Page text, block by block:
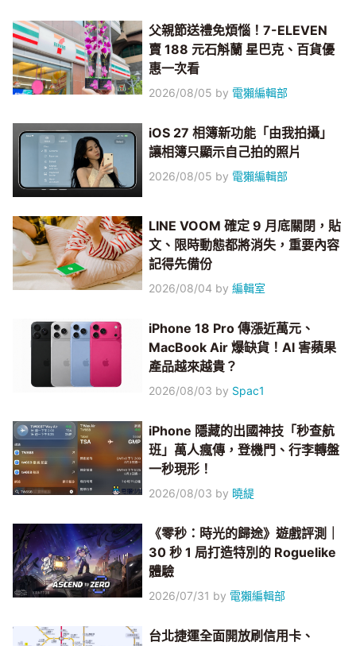
父親節送禮免煩惱！7-ELEVEN
賣 188 元石斛蘭 星巴克、百貨優
惠一次看
2026/08/05 by 電獺編輯部
iOS 27 相簿新功能「由我拍攝」
讓相簿只顯示自己拍的照片
2026/08/05 by 電獺編輯部
LINE VOOM 確定 9 月底關閉，貼
文、限時動態都將消失，重要內容
記得先備份
2026/08/04 by編輯室
iPhone 18 Pro 傳漲近萬元、
MacBook Air 爆缺貨！AI 害蘋果
產品越來越貴？
2026/08/03 by Spac1
iPhone 隱藏的出國神技「秒查航
班」萬人瘋傳，登機門、行李轉盤
一秒現形！
2026/08/03 by 曉緹
《零秒：時光的歸途》遊戲評測｜
30 秒 1 局打造特別的 Roguelike
體驗
2026/07/31 by 電獺編輯部
台北捷運全面開放刷信用卡、